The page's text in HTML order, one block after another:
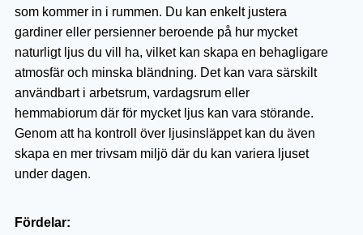
som kommer in i rummen. Du kan enkelt justera
gardiner eller persienner beroende på hur mycket
naturligt ljus du vill ha, vilket kan skapa en behagligare
atmosfär och minska bländning. Det kan vara särskilt
användbart i arbetsrum, vardagsrum eller
hemmabiorum där för mycket ljus kan vara störande.
Genom att ha kontroll över ljusinsläppet kan du även
skapa en mer trivsam miljö där du kan variera ljuset
under dagen.
Fördelar: